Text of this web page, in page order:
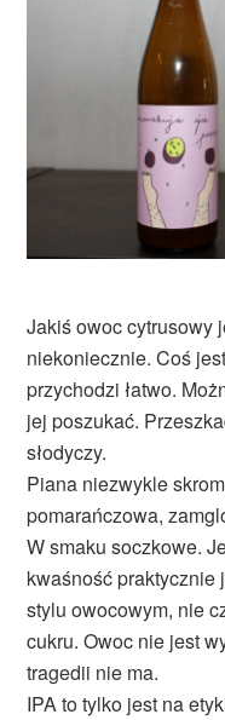
Jakiś owoc cytrusowy
niekoniecznie. Coś
przychodzi łatwo.
jej poszukać.
słodyczy.
Piana niezwykle
pomarańczowa,
W smaku soczkowe.
kwaśność praktycznie
stylu owocowym, nie
cukru. Owoc nie jest
tragedii nie ma.
IPA to tylko jest na